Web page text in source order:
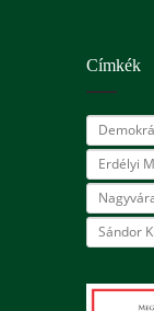
Címkék
Erdélyi
Sándor